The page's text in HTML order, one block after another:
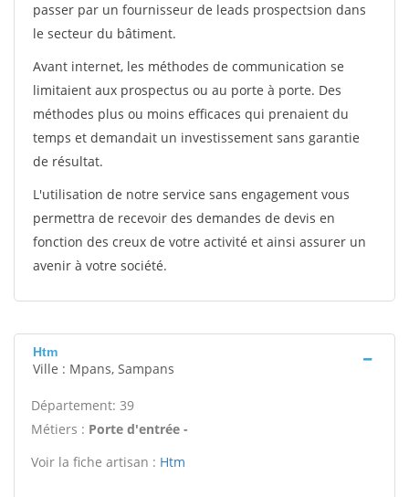
passer par un fournisseur de leads prospectsion dans
le secteur du bâtiment.
Avant internet, les méthodes de communication se
limitaient aux prospectus ou au porte à porte. Des
méthodes plus ou moins efficaces qui prenaient du
temps et demandait un investissement sans garantie
de résultat.
L'utilisation de notre service sans engagement vous
permettra de recevoir des demandes de devis en
fonction des creux de votre activité et ainsi assurer un
avenir à votre société.
Htm
Ville : Mpans, Sampans
Département: 39
Métiers : Porte d'entrée -
Voir la fiche artisan : Htm